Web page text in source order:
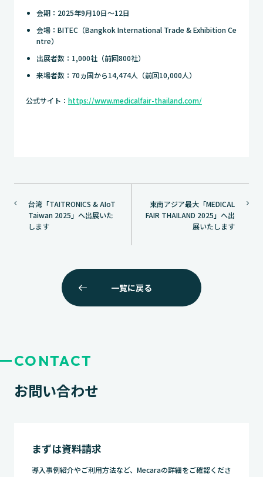
会期：2025年9月10日～12日
会場：BITEC（Bangkok International Trade & Exhibition Ce
ntre）
出展者数：1,000社（前回800社）
来場者数：70ヵ国から14,474人（前回10,000人）
公式サイト： https://www.medicalfair-thailand.com/
稿
東南アジア最大「MEDICAL
FAIR THAILAND 2025」へ出
展いたします
台湾「TAITRONICS & AIoT
Taiwan 2025」へ出展いた
します
一覧に戻る
CONTACT
お問い合わせ
まずは資料請求
導入事例紹介やご利用方法など、Mecaraの詳細をご確認くださ